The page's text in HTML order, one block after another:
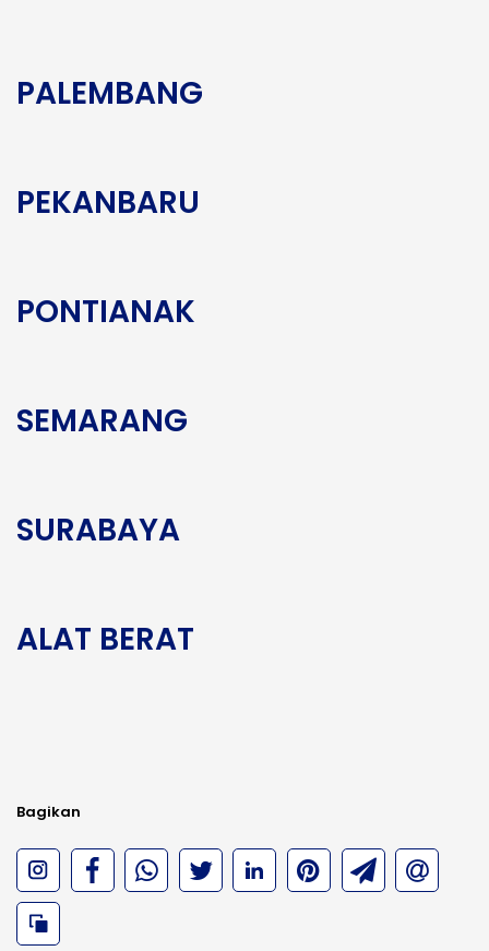
PALEMBANG
PEKANBARU
PONTIANAK
SEMARANG
SURABAYA
ALAT BERAT
Bagikan